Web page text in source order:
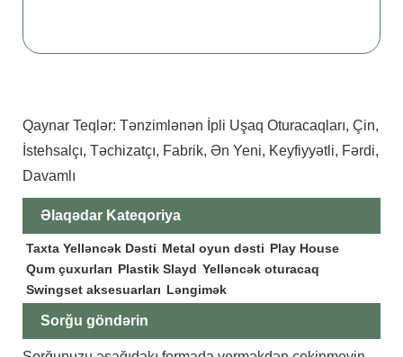
Qaynar Teqlər: Tənzimlənən İpli Uşaq Oturacaqları, Çin,
İstehsalçı, Təchizatçı, Fabrik, Ən Yeni, Keyfiyyətli, Fərdi,
Davamlı
Əlaqədar Kateqoriya
Taxta Yelləncək Dəsti Metal oyun dəsti Play House
Qum çuxurları Plastik Slayd Yelləncək oturacaq
Swingset aksesuarları Ləngimək
Sorğu göndərin